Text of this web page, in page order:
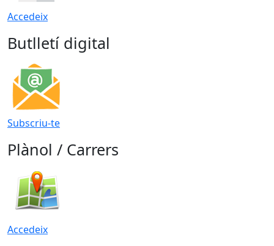
Accedeix
Butlletí digital
Subscriu-te
Plànol / Carrers
Accedeix